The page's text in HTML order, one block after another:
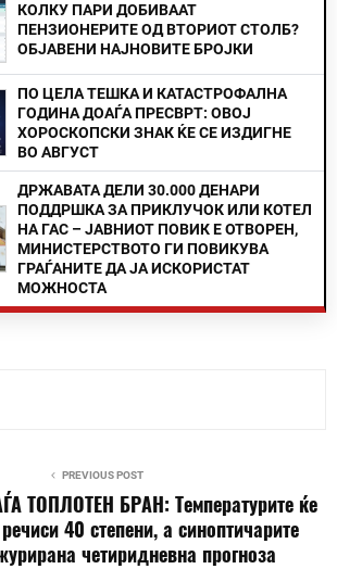
КОЛКУ ПАРИ ДОБИВААТ
ПЕНЗИОНЕРИТЕ ОД ВТОРИОТ СТОЛБ?
ОБЈАВЕНИ НАЈНОВИТЕ БРОЈКИ
ПО ЦЕЛА ТЕШКА И КАТАСТРОФАЛНА
ГОДИНА ДОАЃА ПРЕСВРТ: ОВОЈ
ХОРОСКОПСКИ ЗНАК ЌЕ СЕ ИЗДИГНЕ
ВО АВГУСТ
ДРЖАВАТА ДЕЛИ 30.000 ДЕНАРИ
ПОДДРШКА ЗА ПРИКЛУЧОК ИЛИ КОТЕЛ
НА ГАС – ЈАВНИОТ ПОВИК Е ОТВОРЕН,
МИНИСТЕРСТВОТО ГИ ПОВИКУВА
ГРАЃАНИТЕ ДА ЈА ИСКОРИСТАТ
МОЖНОСТА
PREVIOUS POST
ТОПЛОТЕН БРАН: Температурите ќе
40 степени, а синоптичарите
четиридневна прогноза